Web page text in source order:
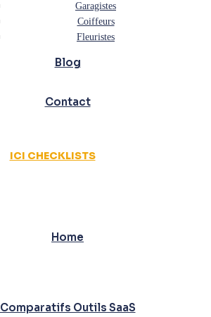
Garagistes
Coiffeurs
Fleuristes
Blog
Contact
ICI CHECKLISTS
Home
Comparatifs Outils SaaS